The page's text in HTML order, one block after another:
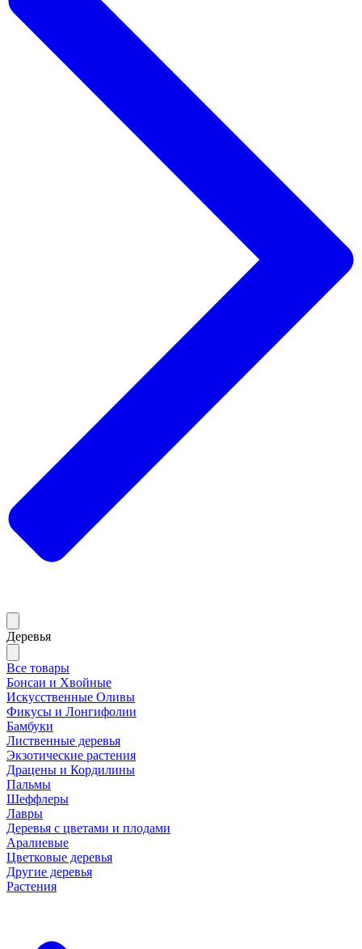
Деревья
Все товары
Бонсаи и Хвойные
Искусственные Оливы
Фикусы и Лонгифолии
Бамбуки
Лиственные деревья
Экзотические растения
Драцены и Кордилины
Пальмы
Шеффлеры
Лавры
Деревья с цветами и плодами
Аралиевые
Цветковые деревья
Другие деревья
Растения